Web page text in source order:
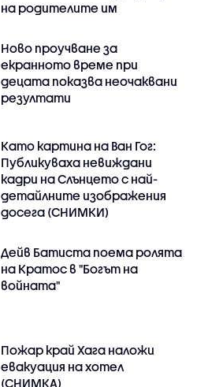
на родителите им
Ново проучване за
екранното време при
децата показва неочаквани
резултати
Като картина на Ван Гог:
Публикуваха невиждани
кадри на Слънцето с най-
детайлните изображения
досега (СНИМКИ)
Дейв Батиста поема ролята
на Кратос в "Богът на
войната"
Пожар край Хага наложи
евакуация на хотел
(СНИМКА)